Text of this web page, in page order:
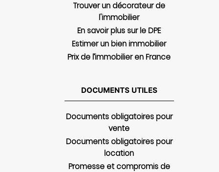
Trouver un décorateur de
l'immobilier
En savoir plus sur le DPE
Estimer un bien immobilier
Prix de l’immobilier en France
DOCUMENTS UTILES
Documents obligatoires pour
vente
Documents obligatoires pour
location
Promesse et compromis de